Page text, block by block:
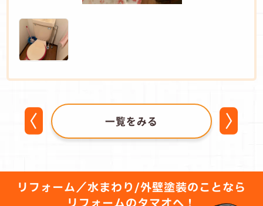
一覧をみる
リフォーム／水まわり/外壁塗装のことなら